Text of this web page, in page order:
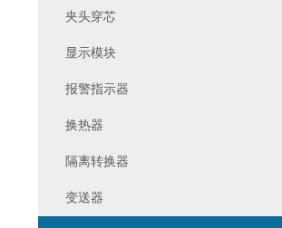
夹头穿芯
显示模块
报警指示器
换热器
隔离转换器
变送器